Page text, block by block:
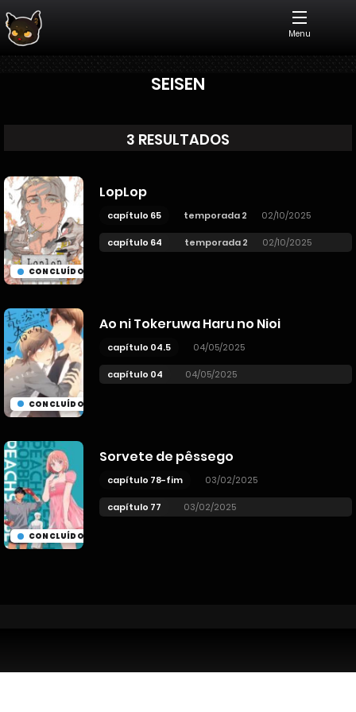
Menu
SEISEN
3 RESULTADOS
CONCLUÍDO
LopLop
capítulo 65 temporada 2 02/10/2025
capítulo 64 temporada 2 02/10/2025
CONCLUÍDO
Ao ni Tokeruwa Haru no Nioi
capítulo 04.5 04/05/2025
capítulo 04 04/05/2025
CONCLUÍDO
Sorvete de pêssego
capítulo 78-fim 03/02/2025
capítulo 77 03/02/2025